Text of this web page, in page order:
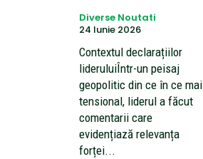
Diverse Noutati
24 Iunie 2026
Contextul declarațiilor
lideruluiÎntr-un peisaj
geopolitic din ce în ce mai
tensional, liderul a făcut
comentarii care
evidențiază relevanța
forței...